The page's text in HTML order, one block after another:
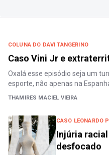
COLUNA DO DAVI TANGERINO
Caso Vini Jr e
Oxalá esse episódio seja um
esporte, não apenas na
THAMIRES MACIEL VIEIRA
CASO LEONARDO
Injúria
desfocado